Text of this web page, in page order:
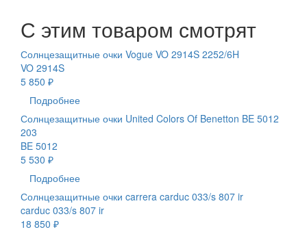
С этим товаром смотрят
Солнцезащитные очки Vogue VO 2914S 2252/6H
VO 2914S
5 850 ₽
Подробнее
Солнцезащитные очки United Colors Of Benetton BE 5012
203
BE 5012
5 530 ₽
Подробнее
Солнцезащитные очки carrera carduc 033/s 807 ir
carduc 033/s 807 ir
18 850 ₽